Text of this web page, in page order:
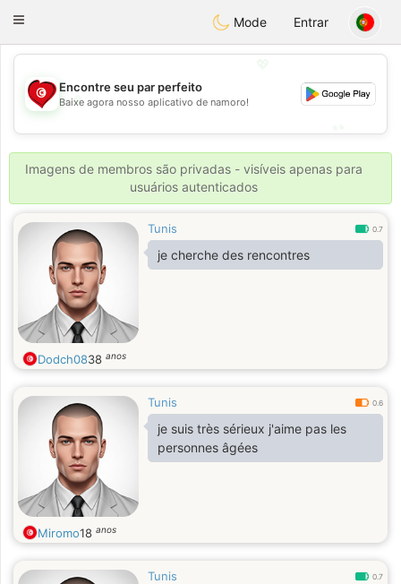
Tunisia Dating
Toggle
Mode Entrar
💖
💕
Encontre seu par perfeito
Baixe agora nosso aplicativo de namoro!
Imagens de membros são privadas - visíveis apenas para
usuários autenticados
Tunis 0.7
je cherche des rencontres
Dodch0838 anos
Tunis 0.6
je suis très sérieux j'aime pas les
personnes âgées
Miromo18 anos
Tunis 0.7